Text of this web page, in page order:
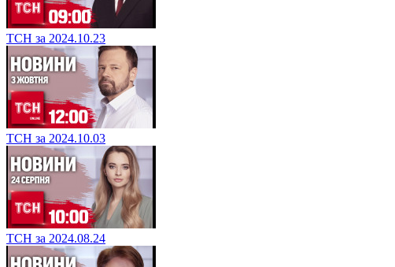
ТСН за 2024.10.23
ТСН за 2024.10.03
ТСН за 2024.08.24